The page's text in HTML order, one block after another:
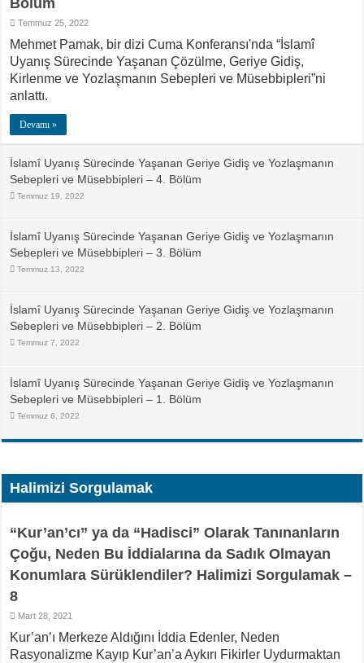
Temmuz 25, 2022
Mehmet Pamak, bir dizi Cuma Konferansı'nda “İslamî
Uyanış Sürecinde Yaşanan Çözülme, Geriye Gidiş,
Kirlenme ve Yozlaşmanın Sebepleri ve Müsebbipleri”ni
anlattı.
Devamı »
İslamî Uyanış Sürecinde Yaşanan Geriye Gidiş ve Yozlaşmanın
Sebepleri ve Müsebbipleri – 4. Bölüm
Temmuz 19, 2022
İslamî Uyanış Sürecinde Yaşanan Geriye Gidiş ve Yozlaşmanın
Sebepleri ve Müsebbipleri – 3. Bölüm
Temmuz 13, 2022
İslamî Uyanış Sürecinde Yaşanan Geriye Gidiş ve Yozlaşmanın
Sebepleri ve Müsebbipleri – 2. Bölüm
Temmuz 7, 2022
İslamî Uyanış Sürecinde Yaşanan Geriye Gidiş ve Yozlaşmanın
Sebepleri ve Müsebbipleri – 1. Bölüm
Temmuz 6, 2022
Halimizi Sorgulamak
“Kur’an’cı” ya da “Hadisci” Olarak Tanınanların
Çoğu, Neden Bu İddialarına da Sadık Olmayan
Konumlara Sürüklendiler? Halimizi Sorgulamak –
8
Mart 28, 2021
Kur’an’ı Merkeze Aldığını İddia Edenler, Neden
Rasyonalizme Kayıp Kur’an’a Aykırı Fikirler Uydurmaktan